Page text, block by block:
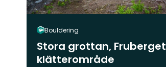
Bouldering
Stora grottan, Fruberget
klätterområde